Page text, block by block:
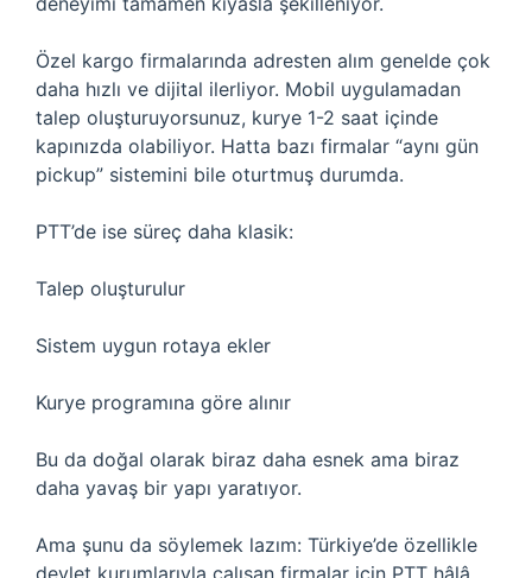
Özel kargo firmalarında adresten alım genelde çok
daha hızlı ve dijital ilerliyor. Mobil uygulamadan
talep oluşturuyorsunuz, kurye 1-2 saat içinde
kapınızda olabiliyor. Hatta bazı firmalar “aynı gün
pickup” sistemini bile oturtmuş durumda.
PTT’de ise süreç daha klasik:
Talep oluşturulur
Sistem uygun rotaya ekler
Kurye programına göre alınır
Bu da doğal olarak biraz daha esnek ama biraz
daha yavaş bir yapı yaratıyor.
Ama şunu da söylemek lazım: Türkiye’de özellikle
devlet kurumlarıyla çalışan firmalar için PTT hâlâ